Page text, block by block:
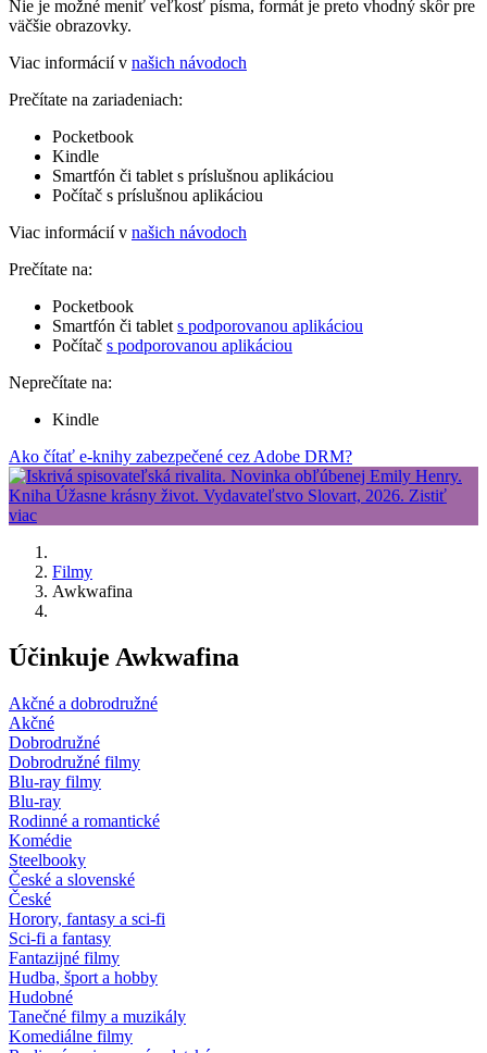
Nie je možné meniť veľkosť písma, formát je preto vhodný skôr pre
väčšie obrazovky.
Viac informácií v našich návodoch
Prečítate na zariadeniach:
Pocketbook
Kindle
Smartfón či tablet s príslušnou aplikáciou
Počítač s príslušnou aplikáciou
Viac informácií v našich návodoch
Prečítate na:
Pocketbook
Smartfón či tablet s podporovanou aplikáciou
Počítač s podporovanou aplikáciou
Neprečítate na:
Kindle
Ako čítať e-knihy zabezpečené cez Adobe DRM?
Filmy
Awkwafina
Účinkuje Awkwafina
Akčné a dobrodružné
Akčné
Dobrodružné
Dobrodružné filmy
Blu-ray filmy
Blu-ray
Rodinné a romantické
Komédie
Steelbooky
České a slovenské
České
Horory, fantasy a sci-fi
Sci-fi a fantasy
Fantazijné filmy
Hudba, šport a hobby
Hudobné
Tanečné filmy a muzikály
Komediálne filmy